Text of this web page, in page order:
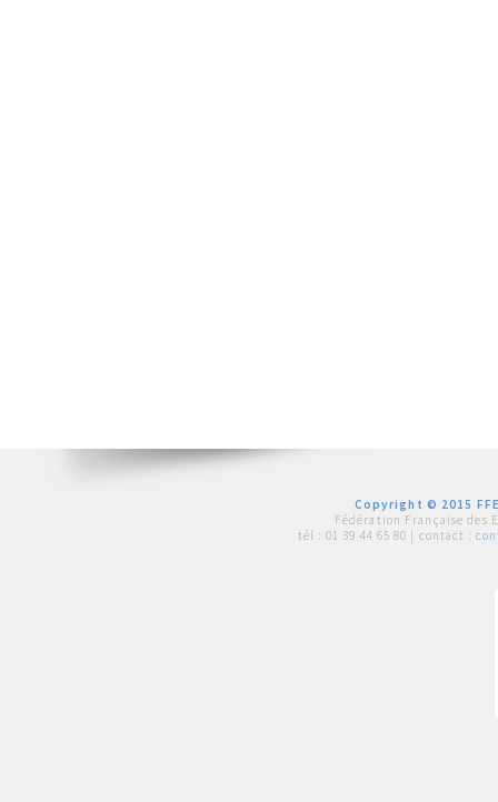
Copyright © 2015
Fédération Française des
tél : 01 39 44 65 80 | contact :